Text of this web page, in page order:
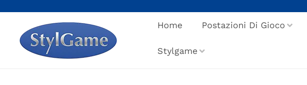
contenuto
Home Postazioni Di Gioco
Stylgame